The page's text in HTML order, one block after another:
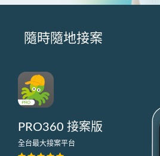
隨時隨地接案
PRO360 接案版
全台最大接案平台